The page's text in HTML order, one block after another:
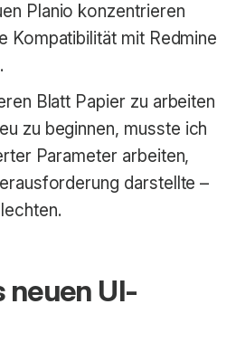
Planio konzentrieren
Kompatibilität mit Redmine
Blatt Papier zu arbeiten
zu beginnen, musste ich
Parameter arbeiten,
darstellte –
neuen UI-